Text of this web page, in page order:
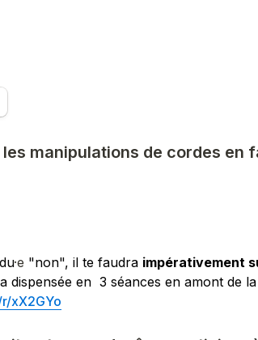
manipulations de cordes en
·e "non", il te faudra impérativement
xX2GYo